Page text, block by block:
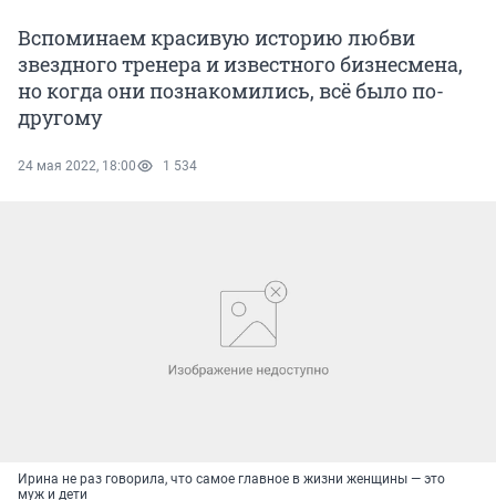
Вспоминаем красивую историю любви
звездного тренера и известного бизнесмена,
но когда они познакомились, всё было по-
другому
24 мая 2022, 18:00 1 534
Ирина не раз говорила, что самое главное в жизни женщины — это
муж и дети